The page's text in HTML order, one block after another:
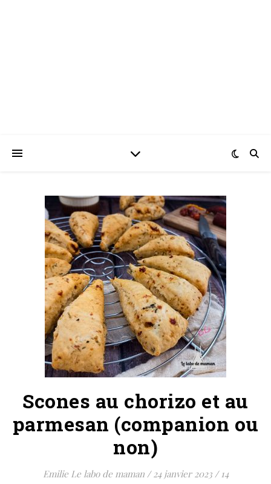
Scones au chorizo et au
parmesan (companion ou
non)
Emilie Le labo de maman / 24 janvier 2023 / 14